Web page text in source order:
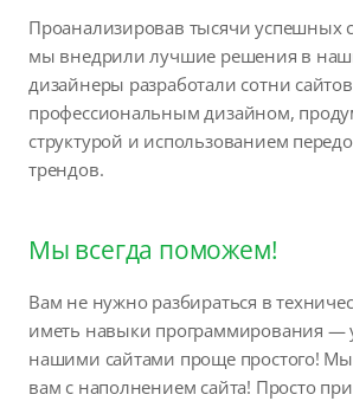
Проанализировав тысячи успешных
мы внедрили лучшие решения в
дизайнеры разработали сотни
профессиональным дизайном,
структурой и использованием
трендов.
Мы всегда поможем!
Вам не нужно разбираться в
иметь навыки программирования —
нашими сайтами проще простого!
вам с наполнением сайта! Просто